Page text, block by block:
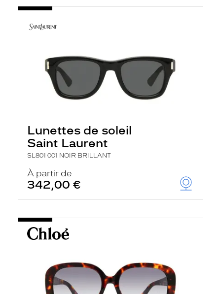
Lunettes de soleil
Saint Laurent
SL801 001 NOIR BRILLANT
À partir de
342,00 €